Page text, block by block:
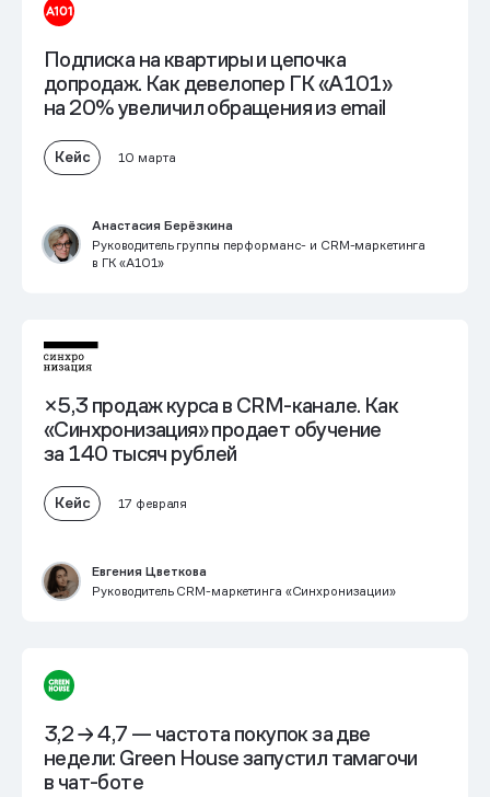
Подписка на квартиры и цепочка
допродаж. Как девелопер ГК «А101»
на 20% увеличил обращения из email
Кейс 10 марта
Анастасия Берёзкина
Руководитель группы перформанс- и CRM-маркетинга
в ГК «А101»
×5,3 продаж курса в CRM-канале. Как
«Синхронизация» продает обучение
за 140 тысяч рублей
Кейс 17 февраля
Евгения Цветкова
Руководитель CRM-маркетинга «Синхронизации»
3,2 → 4,7 — частота покупок за две
недели: Green House запустил тамагочи
в чат-боте